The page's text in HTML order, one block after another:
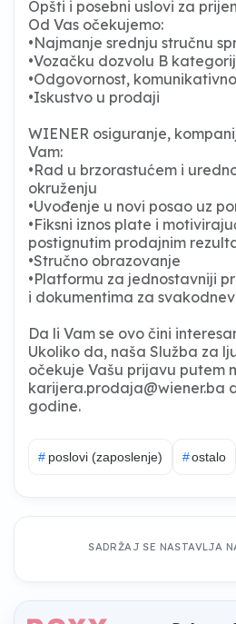
Opšti i posebni uslovi za
Od Vas očekujemo:
•Najmanje srednju stručnu
•Vozačku dozvolu B
•Odgovornost,
•Iskustvo u prodaji
WIENER osiguranje,
Vam:
•Rad u brzorastućem i
okruženju
•Uvođenje u novi posao uz
•Fiksni iznos plate i
postignutim prodajnim
•Stručno obrazovanje
•Platformu za jednostavniji
i dokumentima za
Da li Vam se ovo čini
Ukoliko da, naša Služba za
očekuje Vašu prijavu putem
karijera.prodaja@wiener.ba
godine.
# poslovi (zaposlenje) #ostalo
SADRŽAJ SE NASTAVLJA